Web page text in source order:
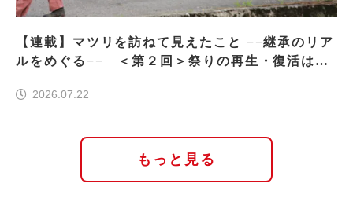
【連載】マツリを訪ねて見えたこと −−継承のリア
ルをめぐる−− ＜第２回＞祭りの再生・復活はな
2026.07.22
もっと見る